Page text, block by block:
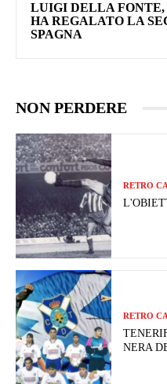
LUIGI DELLA
HA REGALATO LA
SPAGNA
NON PERDERE
RETRO
RETRO
NERA